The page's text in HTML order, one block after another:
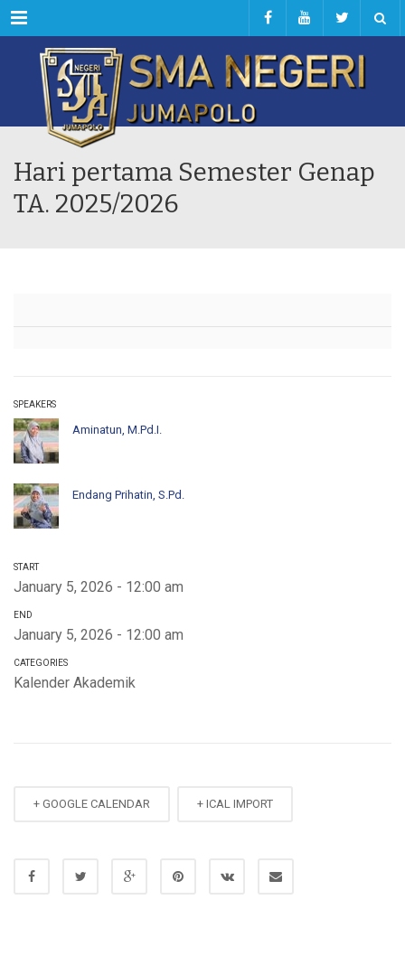
Menu
Hari pertama Semester Genap
TA. 2025/2026
SPEAKERS
Aminatun, M.Pd.I.
Endang Prihatin, S.Pd.
START
January 5, 2026 - 12:00 am
END
January 5, 2026 - 12:00 am
CATEGORIES
Kalender Akademik
+ GOOGLE CALENDAR + ICAL IMPORT